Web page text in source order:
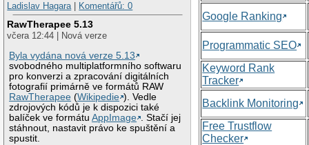
Ladislav Hagara| Komentářů: 0
RawTherapee 5.13
včera 12:44 | Nová verze
Byla vydána nová verze 5.13
svobodného multiplatformního softwaru
pro konverzi a zpracování digitálních
fotografií primárně ve formátů RAW
RawTherapee (Wikipedie ). Vedle
zdrojových kódů je k dispozici také
balíček ve formátuAppImage
. Stačí jej
stáhnout, nastavit právo ke spuštění a
spustit.
Google Ranking
Programmatic SEO
Keyword Rank
Tracker
Backlink Monitoring
Free Trustflow
Checker